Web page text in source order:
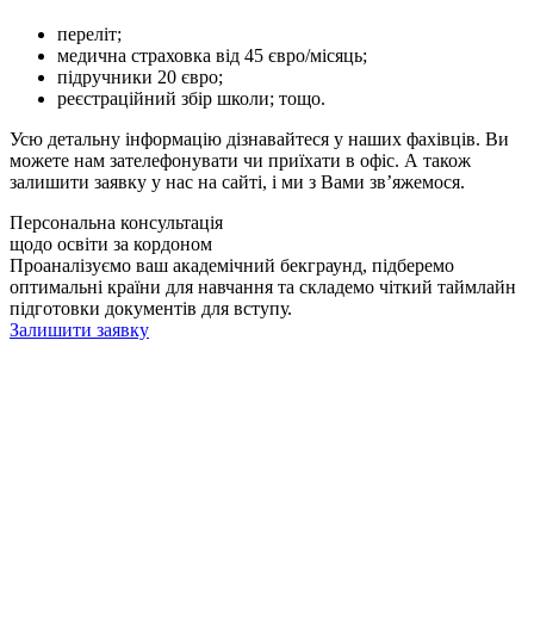
переліт;
медична страховка від 45 євро/місяць;
підручники 20 євро;
реєстраційний збір школи; тощо.
Усю детальну інформацію дізнавайтеся у наших фахівців. Ви
можете нам зателефонувати чи приїхати в офіс. А також
залишити заявку у нас на сайті, і ми з Вами зв’яжемося.
Персональна консультація
щодо освіти за кордоном
Проаналізуємо ваш академічний бекграунд, підберемо
оптимальні країни для навчання та складемо чіткий таймлайн
підготовки документів для вступу.
Залишити заявку